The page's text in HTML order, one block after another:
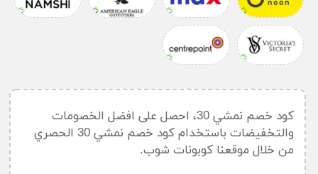
كود خصم نمشي 30، احصل على افضل الخصومات
والتخفيضات باستخدام كود خصم نمشي 30 الحصري
من خلال موقعنا كوبونات شوب.